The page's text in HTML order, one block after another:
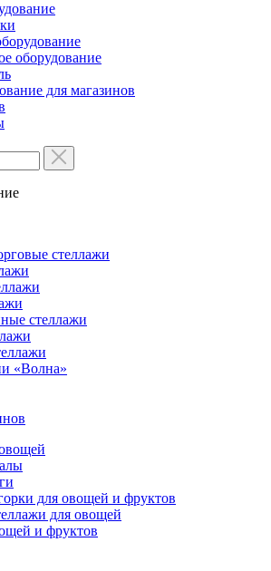
оборудование
для магазинов
стеллажи
стеллажи
«Волна»
для овощей и фруктов
для овощей
и фруктов